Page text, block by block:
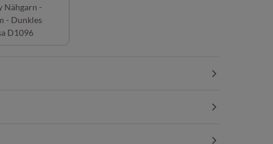
Nähgarn -
- Dunkles
D1096